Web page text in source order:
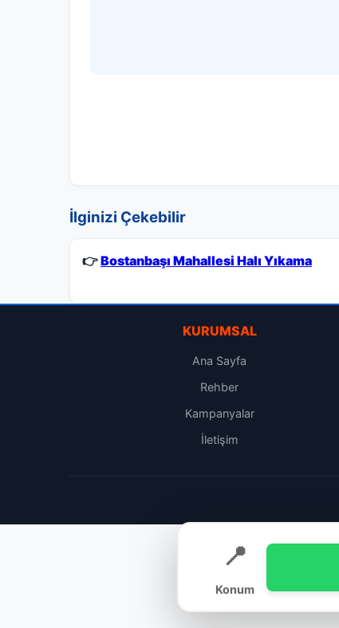
İlginizi Çekebilir
👉Bostanbaşı Mahallesi Halı Yıkama
KURUMSAL
Ana Sayfa
Rehber
Kampanyalar
İletişim
📍
Konum